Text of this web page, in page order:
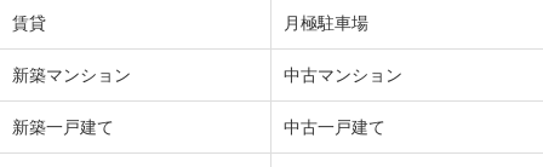
賃貸 月極駐車場
新築マンション 中古マンション
新築一戸建て 中古一戸建て